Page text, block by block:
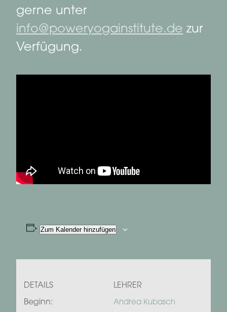
gerne unter
info@poweryogainstitute.de zur
Verfügung.
Zum Kalender hinzufügen
DETAILS
Beginn:
LEHRER
Andrea Kubasch